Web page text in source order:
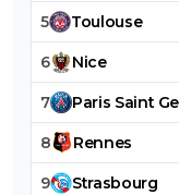
5 Toulouse
6 Nice
7 Paris Saint
8 Rennes
9 Strasbourg